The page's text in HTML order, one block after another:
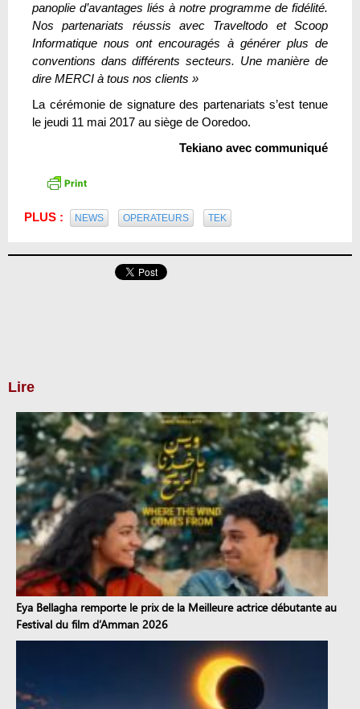
panoplie d’avantages liés à notre programme de fidélité.
Nos partenariats réussis avec Traveltodo et Scoop
Informatique nous ont encouragés à générer plus de
conventions dans différents secteurs. Une manière de
dire MERCI à tous nos clients »
La cérémonie de signature des partenariats s’est tenue
le jeudi 11 mai 2017 au siège de Ooredoo.
Tekiano avec communiqué
PLUS : NEWS OPERATEURS TEK
Lire
Eya Bellagha remporte le prix de la Meilleure actrice débutante au
Festival du film d’Amman 2026